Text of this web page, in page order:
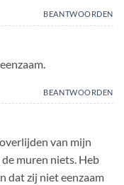
BEANTWOORDEN
BEANTWOORDEN
van mijn
muren niets. Heb
dat zij niet eenzaam